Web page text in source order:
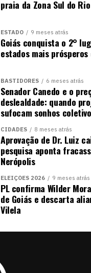
praia da Zona Sul do Rio
ESTADO 9 meses atrás
Goiás conquista o 2°
estados mais
BASTIDORES 6 meses atrás
Senador Canedo e o
deslealdade: quando
sufocam sonhos
CIDADES 8 meses atrás
Aprovação de Dr. Luiz
pesquisa aponta
Nerópolis
ELEIÇÕES 2026 9 meses atrás
PL confirma Wilder
de Goiás e descarta
Vilela